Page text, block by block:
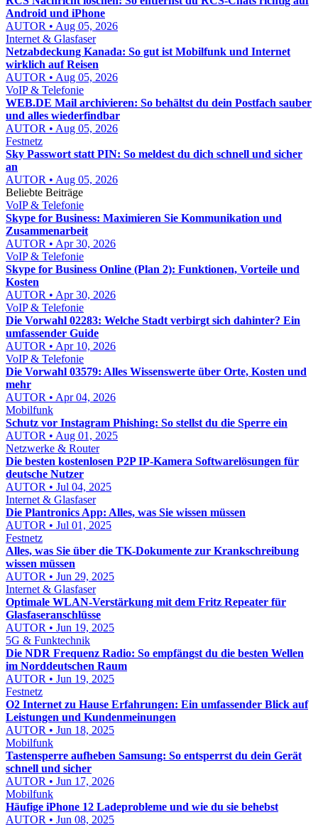
Android und iPhone
AUTOR • Aug 05, 2026
Internet & Glasfaser
Netzabdeckung Kanada: So gut ist Mobilfunk und Internet
wirklich auf Reisen
AUTOR • Aug 05, 2026
VoIP & Telefonie
WEB.DE Mail archivieren: So behältst du dein Postfach sauber
und alles wiederfindbar
AUTOR • Aug 05, 2026
Festnetz
Sky Passwort statt PIN: So meldest du dich schnell und sicher
an
AUTOR • Aug 05, 2026
Beliebte Beiträge
VoIP & Telefonie
Skype for Business: Maximieren Sie Kommunikation und
Zusammenarbeit
AUTOR • Apr 30, 2026
VoIP & Telefonie
Skype for Business Online (Plan 2): Funktionen, Vorteile und
Kosten
AUTOR • Apr 30, 2026
VoIP & Telefonie
Die Vorwahl 02283: Welche Stadt verbirgt sich dahinter? Ein
umfassender Guide
AUTOR • Apr 10, 2026
VoIP & Telefonie
Die Vorwahl 03579: Alles Wissenswerte über Orte, Kosten und
mehr
AUTOR • Apr 04, 2026
Mobilfunk
Schutz vor Instagram Phishing: So stellst du die Sperre ein
AUTOR • Aug 01, 2025
Netzwerke & Router
Die besten kostenlosen P2P IP-Kamera Softwarelösungen für
deutsche Nutzer
AUTOR • Jul 04, 2025
Internet & Glasfaser
Die Plantronics App: Alles, was Sie wissen müssen
AUTOR • Jul 01, 2025
Festnetz
Alles, was Sie über die TK-Dokumente zur Krankschreibung
wissen müssen
AUTOR • Jun 29, 2025
Internet & Glasfaser
Optimale WLAN-Verstärkung mit dem Fritz Repeater für
Glasfaseranschlüsse
AUTOR • Jun 19, 2025
5G & Funktechnik
Die NDR Frequenz Radio: So empfängst du die besten Wellen
im Norddeutschen Raum
AUTOR • Jun 19, 2025
Festnetz
O2 Internet zu Hause Erfahrungen: Ein umfassender Blick auf
Leistungen und Kundenmeinungen
AUTOR • Jun 18, 2025
Mobilfunk
Tastensperre aufheben Samsung: So entsperrst du dein Gerät
schnell und sicher
AUTOR • Jun 17, 2026
Mobilfunk
Häufige iPhone 12 Ladeprobleme und wie du sie behebst
AUTOR • Jun 08, 2025